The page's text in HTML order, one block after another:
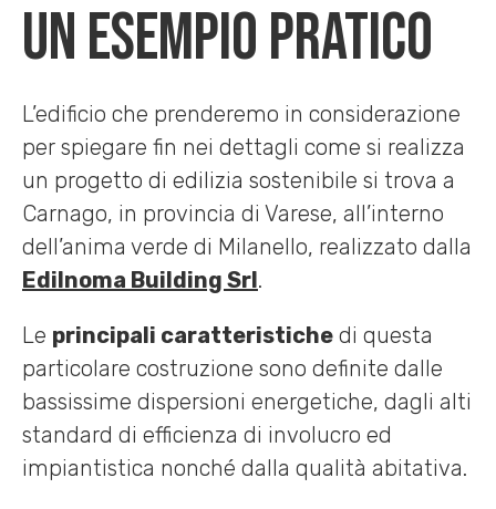
un esempio pratico
L’edificio che prenderemo in considerazione
per spiegare fin nei dettagli come si realizza
un progetto di edilizia sostenibile si trova a
Carnago, in provincia di Varese, all’interno
dell’anima verde di Milanello, realizzato dalla
Edilnoma Building Srl.
Le principali caratteristiche di questa
particolare costruzione sono definite dalle
bassissime dispersioni energetiche, dagli alti
standard di efficienza di involucro ed
impiantistica nonché dalla qualità abitativa.